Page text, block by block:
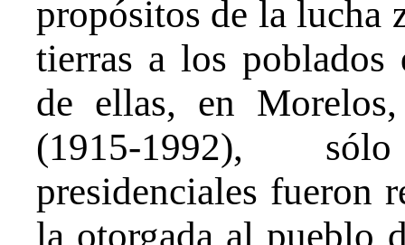
propósitos de la lucha
tierras a los poblados
de ellas, en
(1915-1992),
presidenciales fueron
la otorgada al pueblo